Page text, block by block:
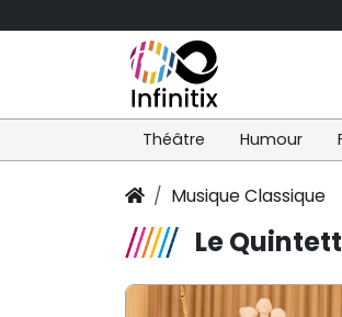
Théâtre Humour
Musique Classique
Le